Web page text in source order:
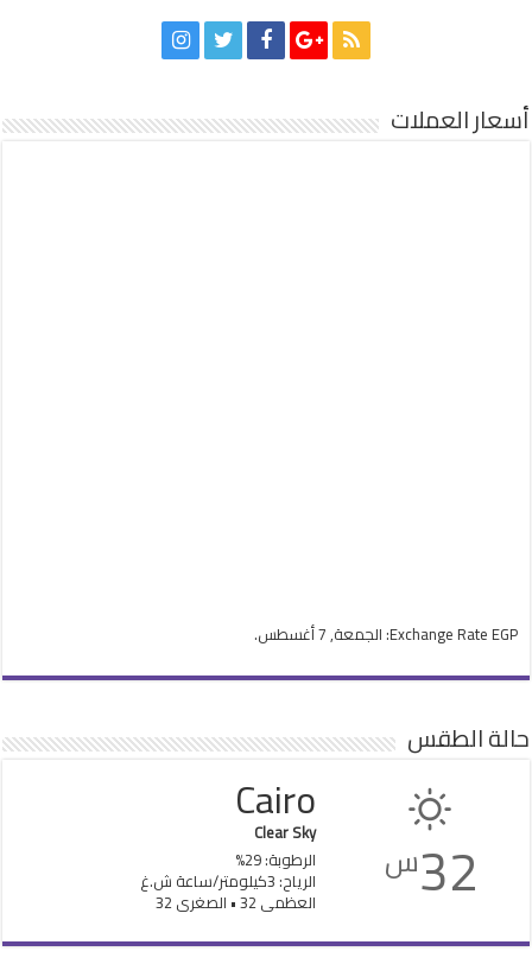
أسعار العملات
Exchange Rate EGP : الجمعة, 7 أغسطس.
حالة الطقس
32س
Cairo
Clear Sky
الرطوبة: 29%
الرياح: 3كيلومتر/ساعة ش.غ
العظمى 32 • الصغرى 32